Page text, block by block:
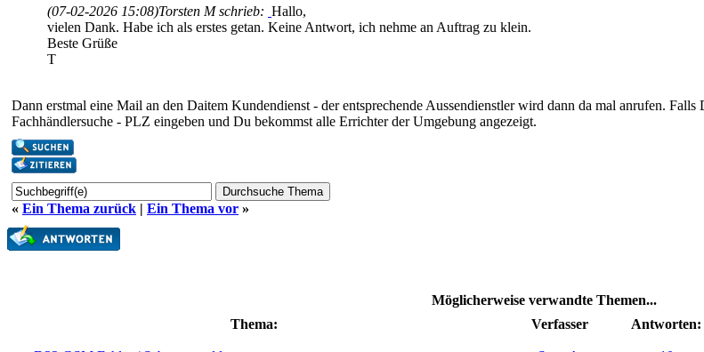
(07-02-2026 15:08)Torsten M schrieb: Hallo,
vielen Dank. Habe ich als erstes getan. Keine Antwort, ich nehme an Auftrag zu klein.
Beste Grüße
T
Dann erstmal eine Mail an den Daitem Kundendienst - der entsprechende Aussendienstler wird dann da mal anrufen.
Fachhändlersuche - PLZ eingeben und Du bekommst alle Errichter der Umgebung angezeigt.
« Ein Thema zurück | Ein Thema vor »
Möglicherweise verwandte Themen...
Thema:
Verfasser Antworten: